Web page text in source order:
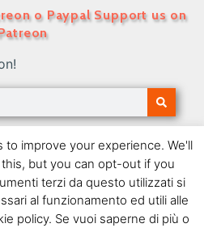
o Paypal Support us on
– Numero 59 – Emilio
FACEBOOK
improve your experience. We'll
but you can opt-out if you
terzi da questo utilizzati si
al funzionamento ed utili alle
policy. Se vuoi saperne di più o